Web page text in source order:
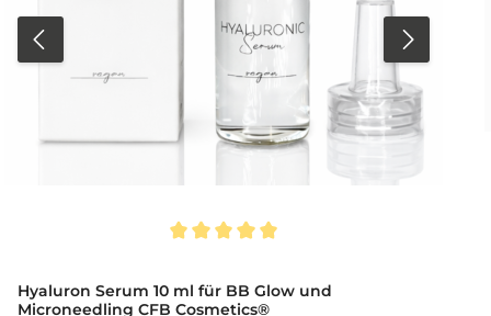
Hyaluron Serum 10 ml für BB Glow und
Microneedling CFB Cosmetics®